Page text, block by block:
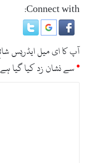
Connect with:
آپ کا ای میل ایڈریس
*سے نشان زد کیا گیا ہے